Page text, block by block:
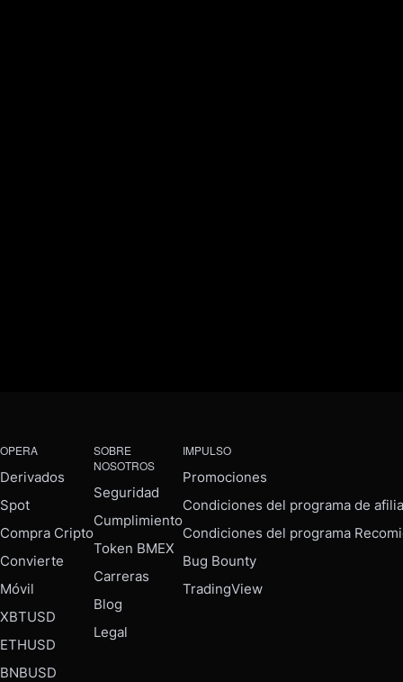
OPERA
Derivados
Spot
Compra Cripto
Convierte
Móvil
XBTUSD
ETHUSD
BNBUSD
SOBRE
NOSOTROS
Seguridad
Cumplimiento
Token BMEX
Carreras
Blog
Legal
IMPULSO
Promociones
Condiciones del programa de
Condiciones del programa
Bug Bounty
TradingView